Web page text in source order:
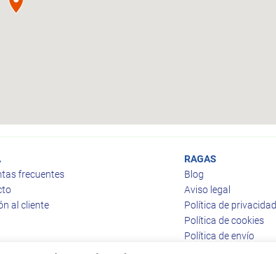
frecuentes
al cliente
RAGAS
Blog
Aviso legal
Política de privacidad
Política de cookies
Política de envío